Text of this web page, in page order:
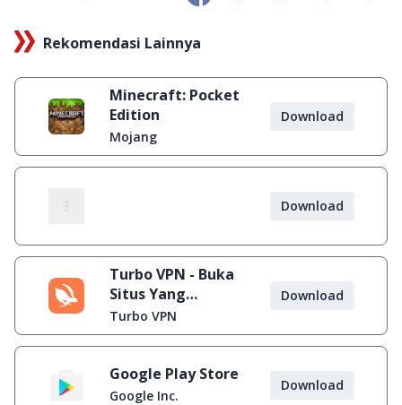
Rekomendasi Lainnya
Minecraft: Pocket
Edition
Mojang
Download
Download
Turbo VPN - Buka
Situs Yang
Diblokir
Turbo VPN
Download
Google Play Store
Google Inc.
Download